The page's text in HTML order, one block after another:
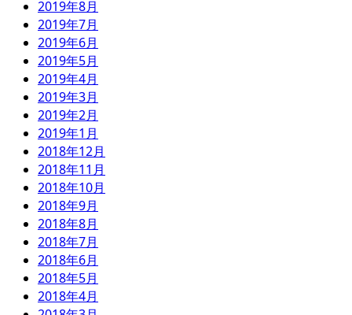
2019年8月
2019年7月
2019年6月
2019年5月
2019年4月
2019年3月
2019年2月
2019年1月
2018年12月
2018年11月
2018年10月
2018年9月
2018年8月
2018年7月
2018年6月
2018年5月
2018年4月